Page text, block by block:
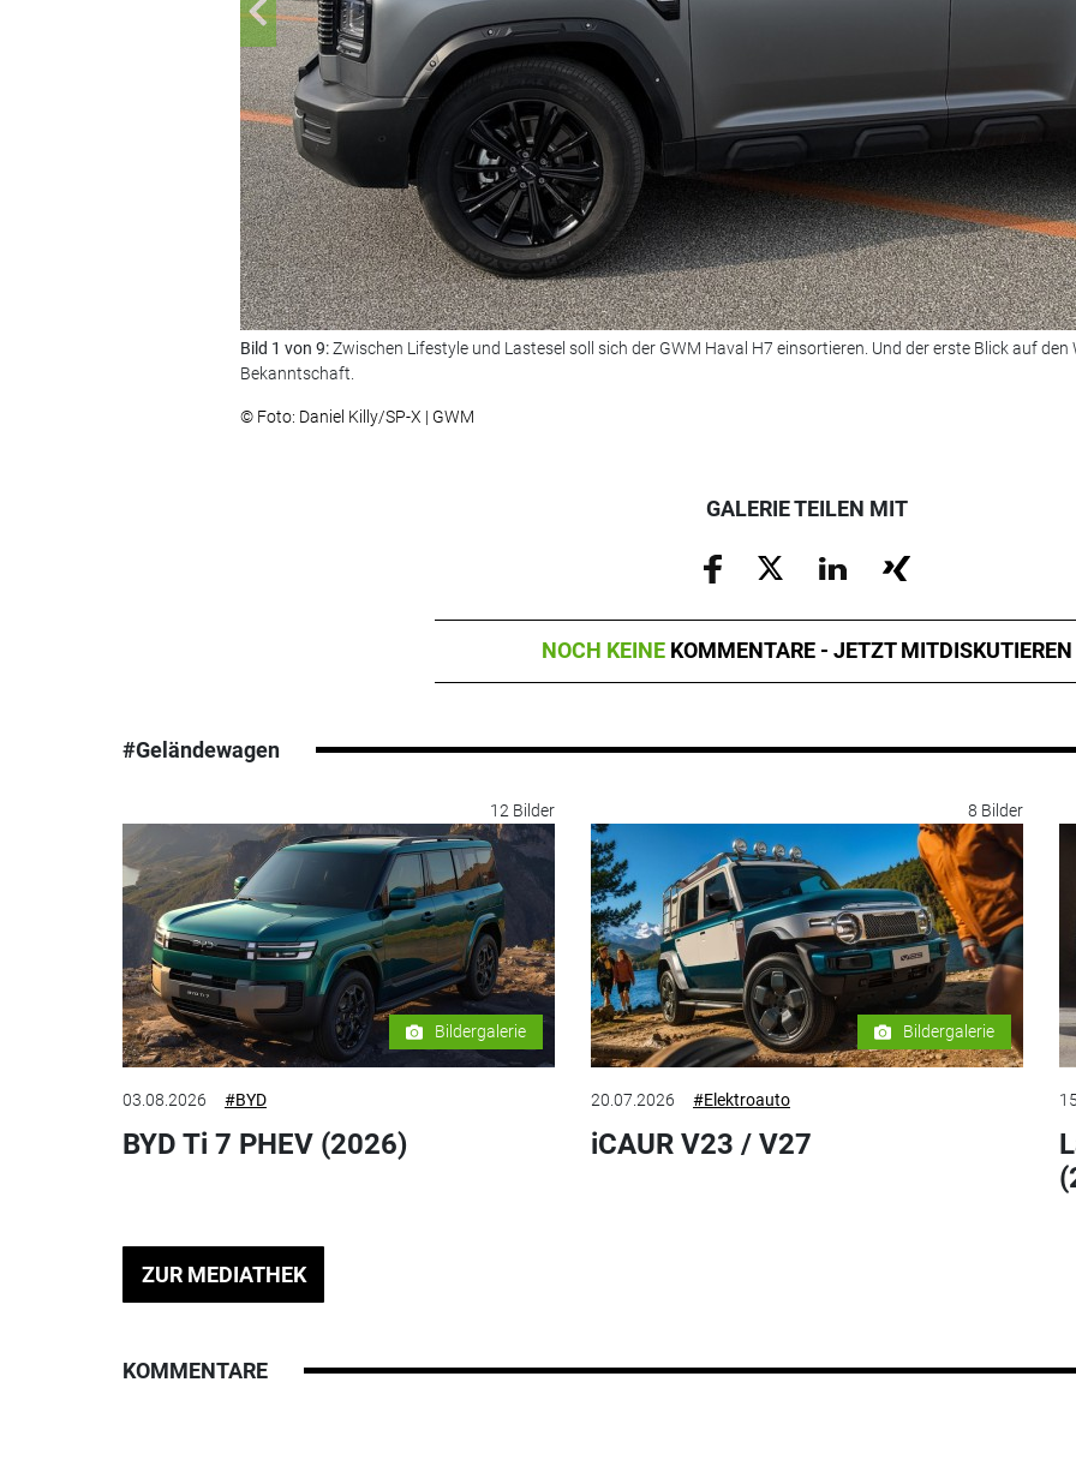
Bild 1 von 9:Zwischen Lifestyle und Lastesel soll sich der GWM Haval H7 einsortieren. Und der erste Blick auf
Bekanntschaft.
© Foto: Daniel Killy/SP-X | GWM
GALERIE TEILEN MIT
NOCH KEINE KOMMENTARE - JETZT MITDISKUTIEREN
#Geländewagen
12 Bilder
Bildergalerie
03.08.2026 #BYD
BYD Ti 7 PHEV (2026)
8 Bilder
Bildergalerie
20.07.2026 #Elektroauto
iCAUR V23 / V27
ZUR MEDIATHEK
KOMMENTARE